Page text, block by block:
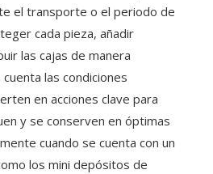
el transporte o el periodo de
cada pieza, añadir
las cajas de manera
las condiciones
en acciones clave para
y se conserven en óptimas
cuando se cuenta con un
los mini depósitos de